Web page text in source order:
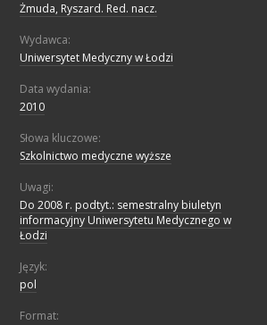
Żmuda, Ryszard. Red. nacz.
Wydawca:
Uniwersytet Medyczny w Łodzi
Data wydania:
2010
Słowa kluczowe:
Szkolnictwo medyczne wyższe
Uwagi:
Do 2008 r. podtyt.: semestralny biuletyn
informacyjny Uniwersytetu Medycznego w
Łodzi
Język:
pol
Format: